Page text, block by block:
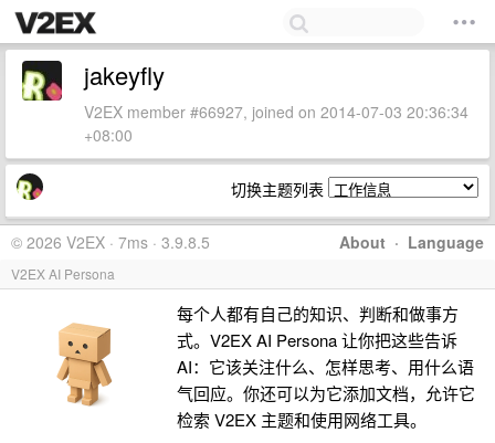
jakeyfly
V2EX member #66927, joined on 2014-07-03 20:36:34
+08:00
切换主题列表
About · Language
© 2026 V2EX · 7ms · 3.9.8.5
V2EX AI Persona
每个人都有自己的知识、判断和做事方
式。V2EX AI Persona 让你把这些告诉
AI：它该关注什么、怎样思考、用什么语
气回应。你还可以为它添加文档，允许它
检索 V2EX 主题和使用网络工具。